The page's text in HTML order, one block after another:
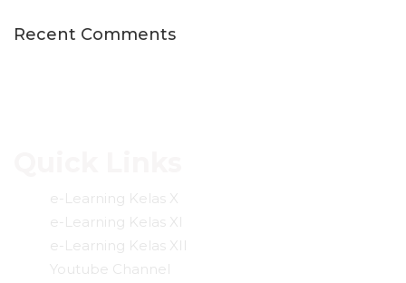
Recent Comments
e-Learning Kelas X
e-Learning Kelas XI
e-Learning Kelas XII
Youtube Channel